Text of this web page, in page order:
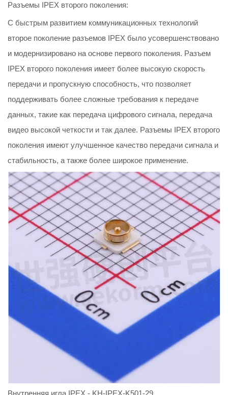
Разъемы IPEX второго поколения:
С быстрым развитием коммуникационных технологий
второе поколение разъемов IPEX было усовершенствовано
и модернизировано на основе первого поколения. Разъем
IPEX второго поколения имеет более высокую скорость
передачи и пропускную способность, что позволяет
поддерживать более сложные требования к передаче
данных, такие как передача цифрового сигнала, передача
видео высокой четкости и так далее. Разъемы IPEX второго
поколения имеют улучшенное качество передачи сигнала и
стабильность, а также более широкое применение.